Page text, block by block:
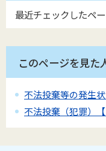
最近チェックしたペ
このページを見た
不法投棄等の発生
不法投棄（犯罪）